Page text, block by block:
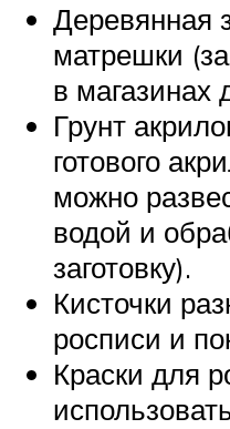
Деревянная
матрешки
в магазинах
Грунт
готового
можно
водой и
заготовку).
Кисточки
росписи и
Краски для